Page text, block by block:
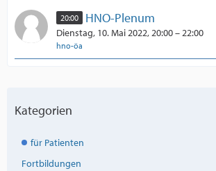
20:00 HNO-Plenum
Dienstag, 10. Mai 2022, 20:00 – 22:00
hno-öa
Kategorien
für Patienten
Fortbildungen